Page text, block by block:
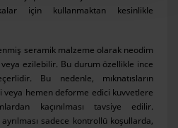
için kullanmaktan kesinlikle
seramik malzeme olarak neodim
veya ezilebilir. Bu durum özellikle ince
Bu nedenle, mıknatısların
hemen deforme edici kuvvetlere
kaçınılması tavsiye edilir.
ayrılması sadece kontrollü koşullarda,